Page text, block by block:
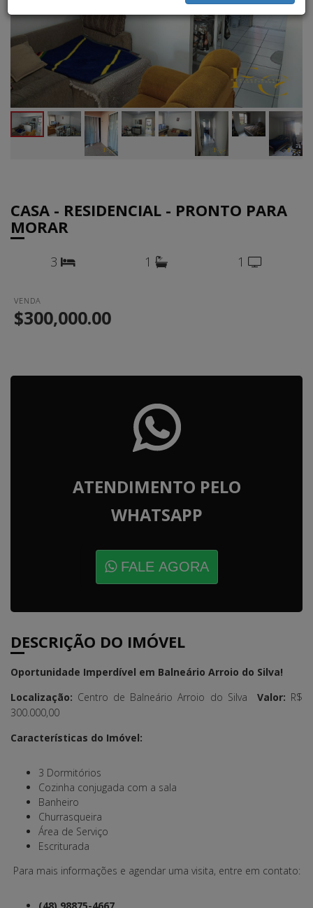
CASA - RESIDENCIAL - PRONTO PARA
MORAR
3 1 1
VENDA
$300,000.00
ATENDIMENTO PELO
WHATSAPP
FALE AGORA
DESCRIÇÃO DO IMÓVEL
Oportunidade Imperdível em Balneário Arroio do Silva!
Localização: Centro de Balneário Arroio do Silva Valor: R$
300.000,00
Características do Imóvel:
3 Dormitórios
Cozinha conjugada com a sala
Banheiro
Churrasqueira
Área de Serviço
Escriturada
Para mais informações e agendar uma visita, entre em contato:
(48) 98875-4667